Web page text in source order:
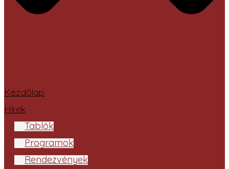
Kezdőlap
Hírek
Tablók
Programok
Rendezvények